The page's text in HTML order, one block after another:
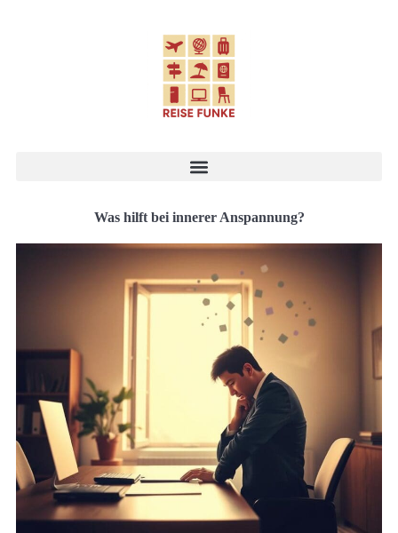
Was hilft bei innerer Anspannung?